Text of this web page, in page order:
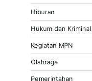
Hiburan
Hukum dan Kriminal
Kegiatan MPN
Olahraga
Pemerintahan